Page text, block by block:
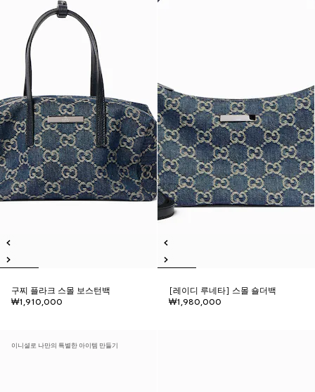
구찌 플라크 스몰 보스턴백
₩1,910,000
[레이디 루네타] 스몰 숄더백
₩1,980,000
이니셜로 나만의 특별한 아이템 만들기